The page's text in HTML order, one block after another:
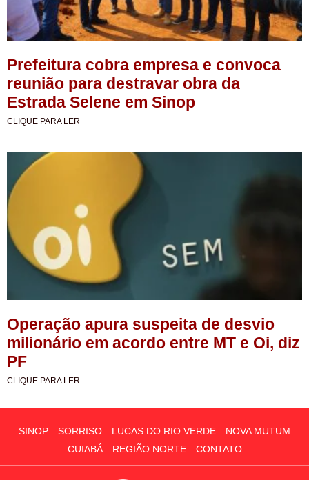
Prefeitura cobra empresa e convoca
reunião para destravar obra da
Estrada Selene em Sinop
CLIQUE PARA LER
Operação apura suspeita de desvio
milionário em acordo entre MT e Oi, diz
PF
CLIQUE PARA LER
SINOP SORRISO LUCAS DO RIO VERDE
NOVA MUTUM
CUIABÁ
REGIÃO NORTE CONTATO